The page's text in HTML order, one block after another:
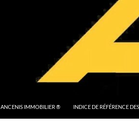
ANCENIS IMMOBILIER ® INDICE DE RÉFÉRENCE